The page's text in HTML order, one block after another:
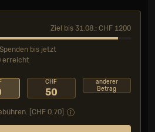
Ziel bis 31.08.: CHF 1200
bis jetzt
erreicht
CHF
50
anderer
Betrag
[CHF 0.70